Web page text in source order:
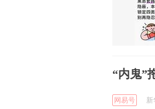
“内鬼”
网易号